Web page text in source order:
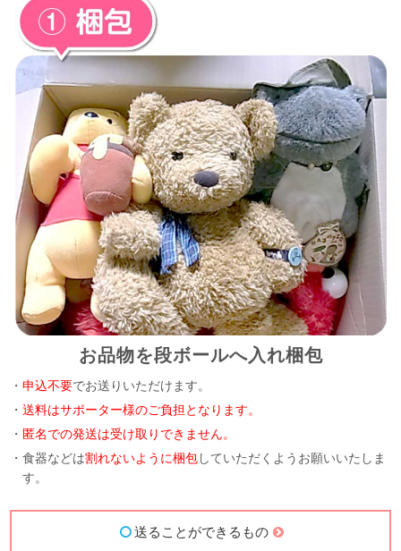
お品物を段ボールへ入れ梱包
・申込不要でお送りいただけます。
・送料はサポーター様のご負担となります。
・ 匿名での発送は受け取りできません。
・食器などは割れないように梱包していただくようお願いいたしま
す。
送ることができるもの